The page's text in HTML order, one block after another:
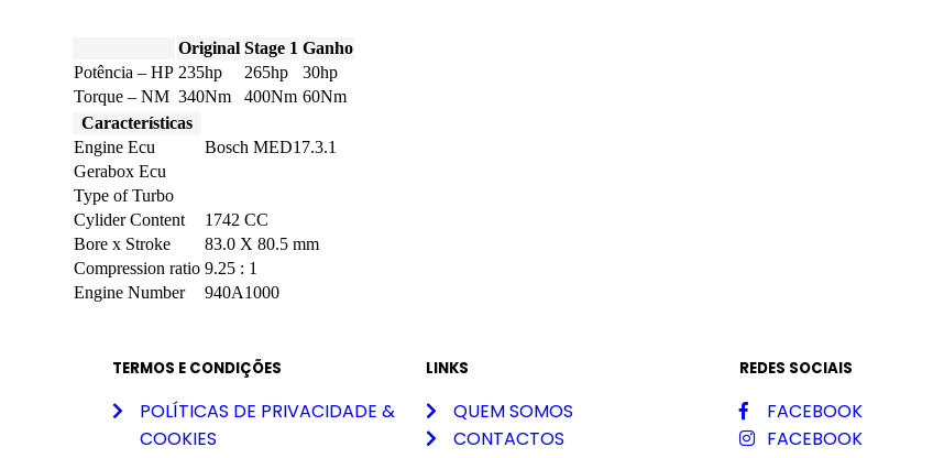
Original Stage 1 Ganho
Potência – HP 235hp 265hp
30hp
Torque – NM 340Nm 400Nm 60Nm
Características
Engine Ecu
Bosch MED17.3.1
Gerabox Ecu
Type of Turbo
Cylider Content
1742 CC
Bore x Stroke
83.0 X 80.5 mm
Compression ratio 9.25 : 1
Engine Number
940A1000
TERMOS E CONDIÇÕES
POLÍTICAS DE PRIVACIDADE &
COOKIES
LINKS
QUEM SOMOS
CONTACTOS
REDES SOCIAIS
FACEBOOK
FACEBOOK